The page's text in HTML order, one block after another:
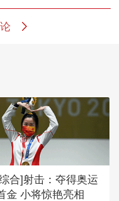
合]射击：夺得奥运
金 小将惊艳亮相